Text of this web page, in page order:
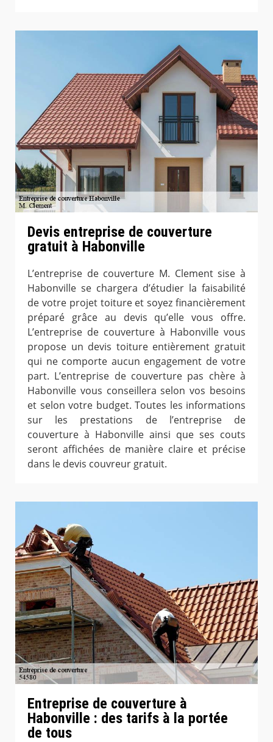
Devis entreprise de couverture
gratuit à Habonville
L’entreprise de couverture M. Clement sise à
Habonville se chargera d’étudier la faisabilité
de votre projet toiture et soyez financièrement
préparé grâce au devis qu’elle vous offre.
L’entreprise de couverture à Habonville vous
propose un devis toiture entièrement gratuit
qui ne comporte aucun engagement de votre
part. L’entreprise de couverture pas chère à
Habonville vous conseillera selon vos besoins
et selon votre budget. Toutes les informations
sur les prestations de l’entreprise de
couverture à Habonville ainsi que ses couts
seront affichées de manière claire et précise
dans le devis couvreur gratuit.
Entreprise de couverture à
Habonville : des tarifs à la portée
de tous